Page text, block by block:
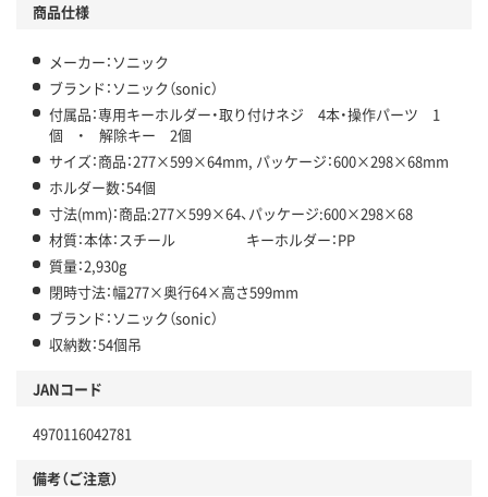
商品仕様
メーカー：ソニック
ブランド：ソニック（sonic）
付属品：専用キーホルダー・取り付けネジ 4本・操作パーツ 1
個 ・ 解除キー 2個
サイズ：商品：277×599×64mm, パッケージ：600×298×68mm
ホルダー数：54個
寸法(mm)：商品:277×599×64、パッケージ:600×298×68
材質：本体：スチール キーホルダー：PP
質量：2,930g
閉時寸法：幅277×奥行64×高さ599mm
ブランド：ソニック（sonic）
収納数：54個吊
JANコード
4970116042781
備考（ご注意）